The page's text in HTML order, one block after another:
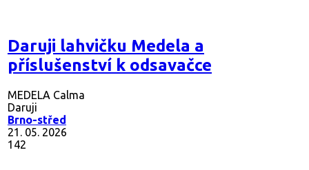
Daruji lahvičku Medela a
příslušenství k odsavačce
MEDELA Calma
Daruji
Brno-střed
21. 05. 2026
142